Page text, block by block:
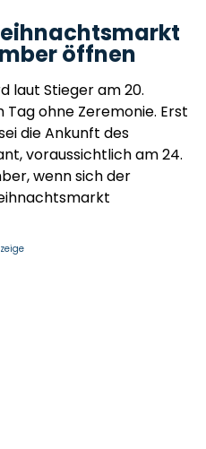
öffnen
laut Stieger am 20.
ohne Zeremonie. Erst
die Ankunft des
voraussichtlich am 24.
wenn sich der